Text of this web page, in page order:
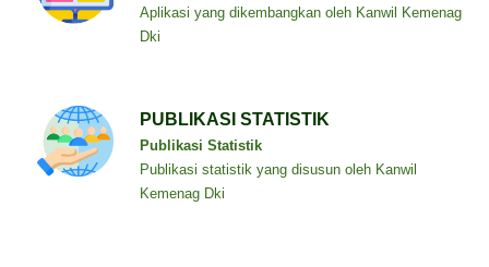
Aplikasi yang dikembangkan oleh Kanwil Kemenag
Dki
PUBLIKASI STATISTIK
Publikasi Statistik
Publikasi statistik yang disusun oleh Kanwil
Kemenag Dki